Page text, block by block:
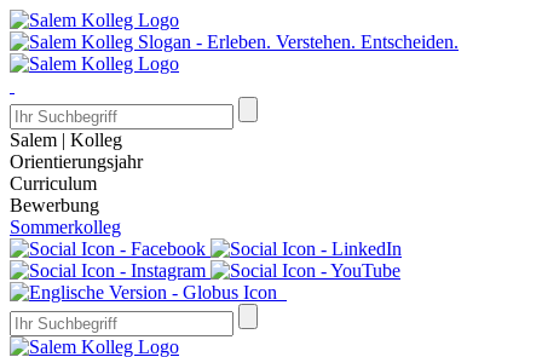
Salem | Kolleg
Orientierungsjahr
Curriculum
Bewerbung
Sommerkolleg